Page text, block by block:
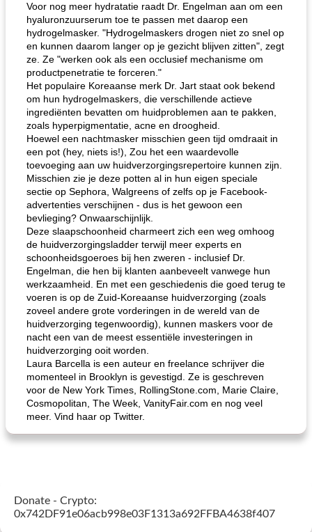
Voor nog meer hydratatie raadt Dr. Engelman aan om een ​​
hyaluronzuurserum toe te passen met daarop een
hydrogelmasker. "Hydrogelmaskers drogen niet zo snel op
en kunnen daarom langer op je gezicht blijven zitten", zegt
ze. Ze "werken ook als een occlusief mechanisme om
productpenetratie te forceren."
Het populaire Koreaanse merk Dr. Jart staat ook bekend
om hun hydrogelmaskers, die verschillende actieve
ingrediënten bevatten om huidproblemen aan te pakken,
zoals hyperpigmentatie, acne en droogheid.
Hoewel een nachtmasker misschien geen tijd omdraait in
een pot (hey, niets is!), Zou het een waardevolle
toevoeging aan uw huidverzorgingsrepertoire kunnen zijn.
Misschien zie je deze potten al in hun eigen speciale
sectie op Sephora, Walgreens of zelfs op je Facebook-
advertenties verschijnen - dus is het gewoon een
bevlieging? Onwaarschijnlijk.
Deze slaapschoonheid charmeert zich een weg omhoog
de huidverzorgingsladder terwijl meer experts en
schoonheidsgoeroes bij hen zweren - inclusief Dr.
Engelman, die hen bij klanten aanbeveelt vanwege hun
werkzaamheid. En met een geschiedenis die goed terug te
voeren is op de Zuid-Koreaanse huidverzorging (zoals
zoveel andere grote vorderingen in de wereld van de
huidverzorging tegenwoordig), kunnen maskers voor de
nacht een van de meest essentiële investeringen in
huidverzorging ooit worden.
Laura Barcella is een auteur en freelance schrijver die
momenteel in Brooklyn is gevestigd. Ze is geschreven
voor de New York Times, RollingStone.com, Marie Claire,
Cosmopolitan, The Week, VanityFair.com en nog veel
meer. Vind haar op Twitter.
Donate - Crypto:
0x742DF91e06acb998e03F1313a692FFBA4638f407